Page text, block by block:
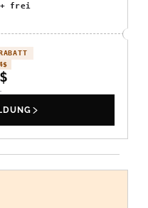
frei
$
$